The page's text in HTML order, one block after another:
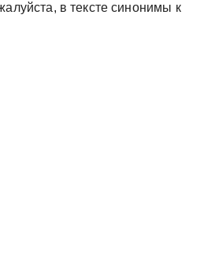
в тексте синонимы к